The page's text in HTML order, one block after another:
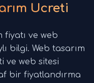
Ücreti
fiyatı ve web
bilgi. Web tasarım
ve web sitesi
bir fiyatlandırma